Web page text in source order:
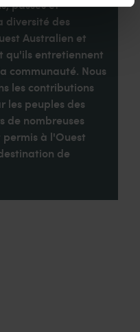
passés et
diversité des
Australien et
qu'ils entretiennent
communauté. Nous
les contributions
les peuples des
de nombreuses
à l'Ouest
de